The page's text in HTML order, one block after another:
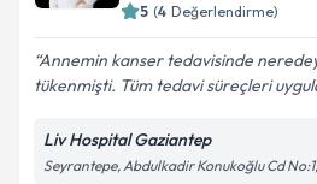
Kişisel verilerimin
Metni'ni okudum ve kişisel
5 (4 Değerlendirme)
Annemin kanser tedavisinde
tükenmişti. Tüm tedavi süreçleri
Liv Hospital Gaziantep
Seyrantepe, Abdulkadir Konukoğlu Cd